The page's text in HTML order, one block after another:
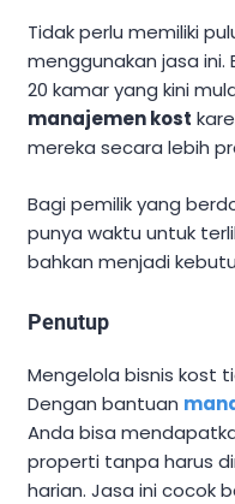
Tidak perlu memiliki
menggunakan jasa ini.
20 kamar yang kini
manajemen kost
mereka secara lebih
Bagi pemilik yang
punya waktu untuk
bahkan menjadi
Penutup
Mengelola bisnis kost
Dengan bantuan
Anda bisa
properti tanpa harus
harian. Jasa ini cocok